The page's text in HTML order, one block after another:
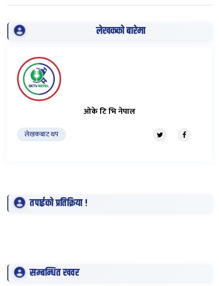
लेखकको बारेमा
ओके टि भि नेपाल
लेखकबाट थप
तपाईको प्रतिक्रिया !
सम्बन्धित खवर